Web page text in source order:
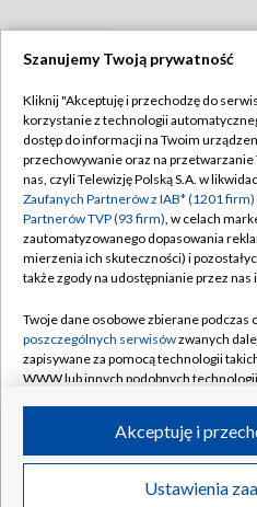
Transmisje
Biuro
Oferta
Telegazeta
Rada
Ogłoszenia
Akademia
Informacje
Polityka
Moje
Biuro
©2026 Telewizja Polska
Szanujemy Twoją prywatność
Kliknij "Akceptuję i przechodzę do
korzystanie z technologii
dostęp do informacji na Twoim
przechowywanie oraz na
nas, czyli Telewizję Polską S.A. w
Zaufanych Partnerów z IAB* (1201 firm)
Partnerów TVP (93 firm), w celach
zautomatyzowanego dopasowania
mierzenia ich skuteczności) i
także zgody na udostępnianie przez
Twoje dane osobowe zbierane podczas
poszczególnych serwisówzwanych
zapisywane za pomocą technologii
WWW lub innych podobnych
ruchu w Internecie.
Twoje dane osobowe zbierane podczas
poszczególnych serwisówna Portalu,
Ustawienia
Akceptuję i